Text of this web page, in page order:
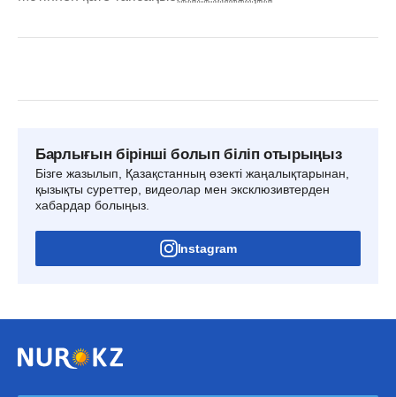
Барлығын бірінші болып біліп отырыңыз
Бізге жазылып, Қазақстанның өзекті жаңалықтарынан,
қызықты суреттер, видеолар мен эксклюзивтерден
хабардар болыңыз.
Instagram